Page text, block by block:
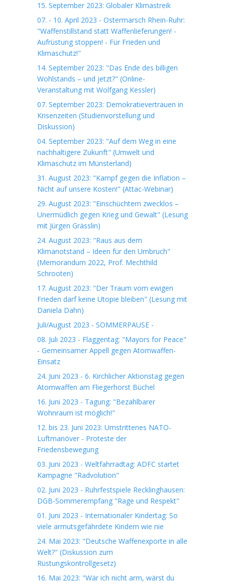
15. September 2023: Globaler Klimastreik
07. - 10. April 2023 - Ostermarsch Rhein-Ruhr:
"Waffenstillstand statt Waffenlieferungen! -
Aufrüstung stoppen! - Für Frieden und
Klimaschutz!"
14. September 2023: "Das Ende des billigen
Wohlstands – und jetzt?" (Online-
Veranstaltung mit Wolfgang Kessler)
07. September 2023: Demokratievertrauen in
Krisenzeiten (Studienvorstellung und
Diskussion)
04. September 2023: "Auf dem Weg in eine
nachhaltigere Zukunft" (Umwelt und
Klimaschutz im Münsterland)
31. August 2023: "Kampf gegen die Inflation –
Nicht auf unsere Kosten!" (Attac-Webinar)
29. August 2023: "Einschüchtern zwecklos –
Unermüdlich gegen Krieg und Gewalt" (Lesung
mit Jürgen Grässlin)
24. August 2023: "Raus aus dem
Klimanotstand – Ideen für den Umbruch"
(Memorandum 2022, Prof. Mechthild
Schrooten)
17. August 2023: "Der Traum vom ewigen
Frieden darf keine Utopie bleiben" (Lesung mit
Daniela Dahn)
Juli/August 2023 - SOMMERPAUSE -
08. Juli 2023 - Flaggentag: "Mayors for Peace"
- Gemeinsamer Appell gegen Atomwaffen-
Einsatz
24. Juni 2023 - 6. Kirchlicher Aktionstag gegen
Atomwaffen am Fliegerhorst Büchel
16. Juni 2023 - Tagung: "Bezahlbarer
Wohnraum ist möglich!"
12. bis 23. Juni 2023: Umstrittenes NATO-
Luftmanöver - Proteste der
Friedensbewegung
03. Juni 2023 - Weltfahrradtag: ADFC startet
Kampagne "Radvolution"
02. Juni 2023 - Ruhrfestspiele Recklinghausen:
DGB-Sommerempfang "Rage und Respekt"
01. Juni 2023 - Internationaler Kindertag: So
viele armutsgefährdete Kindern wie nie
24. Mai 2023: "Deutsche Waffenexporte in alle
Welt?" (Diskussion zum
Rüstungskontrollgesetz)
16. Mai 2023: "Wär ich nicht arm, wärst du